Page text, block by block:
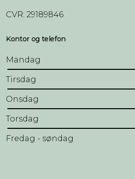
CVR: 29189846
Kontor og telefon
Mandag
Tirsdag
Onsdag
Torsdag
Fredag - søndag